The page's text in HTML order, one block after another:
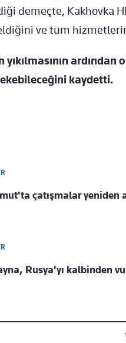
demeçte, Kakhovka
ve tüm
ardından
kaydetti.
çatışmalar yeniden
Rusya'yı kalbinden